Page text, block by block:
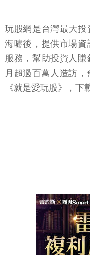
玩股網是台灣最大投
海嘯後，提供市場
服務，幫助投資人
月超過百萬人造訪，
《就是愛玩股》，下